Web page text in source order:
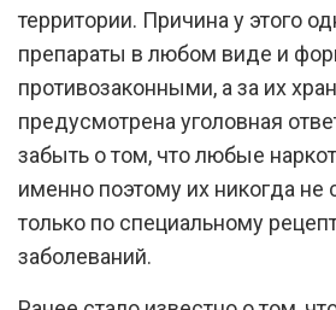
территории. Причина у этого
препараты в любом виде и
противозаконными, а за их
предусмотрена уголовная
забыть о том, что любые
именно поэтому их никогда не
только по специальному
заболеваний.